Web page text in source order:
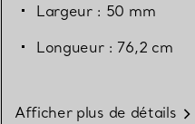
Largeur : 50 mm
Longueur : 76,2 cm
Afficher plus de détails